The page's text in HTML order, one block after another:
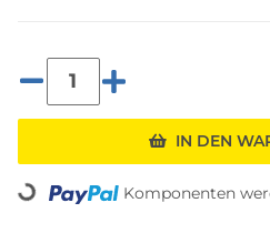
IN DEN
Loading... Komponenten